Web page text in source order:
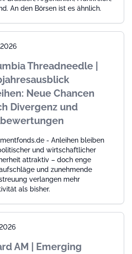
An den Börsen ist es ähnlich.
Threadneedle |
Neue Chancen
Divergenz und
- Anleihen bleiben
und wirtschaftlicher
attraktiv – doch enge
und zunehmende
verlangen mehr
als bisher.
AM | Emerging